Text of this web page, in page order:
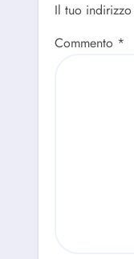
Il tuo
Commento *